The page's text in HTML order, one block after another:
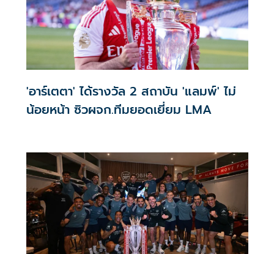
'อาร์เตตา' ได้รางวัล 2 สถาบัน 'แลมพ์' ไม่
น้อยหน้า ซิวผจก.ทีมยอดเยี่ยม LMA